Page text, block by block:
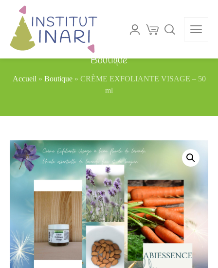
Boutique
Accueil » Boutique» CRÈME EXFOLIANTE VISAGE – 50
ml